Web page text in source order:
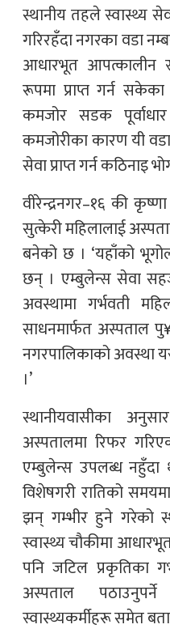
स्थानीय तहले स्वास्थ्य
गरिरहँदा नगरका वडा
आधारभूत आपत्कालीन
रूपमा प्राप्त गर्न
कमजोर सडक
कमजोरीका कारण यी
सेवा प्राप्त गर्न कठिनाइ
वीरेन्द्रनगर–१६ की
सुत्केरी महिलालाई
बनेको छ । ‘यहाँको
छन् । एम्बुलेन्स सेवा
अवस्थामा गर्भवती
साधनमार्फत अस्पताल
नगरपालिकाको अवस्था
।’
स्थानीयवासीका
अस्पतालमा रिफर
एम्बुलेन्स उपलब्ध
विशेषगरी रातिको
झन् गम्भीर हुने गरेको
स्वास्थ्य चौकीमा
पनि जटिल प्रकृतिका
अस्पताल
स्वास्थ्यकर्मीहरू समेत